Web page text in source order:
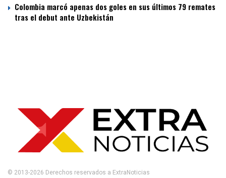
Colombia marcó apenas dos goles en sus últimos 79 remates
tras el debut ante Uzbekistán
© 2013-2026 Derechos reservados a ExtraNoticias